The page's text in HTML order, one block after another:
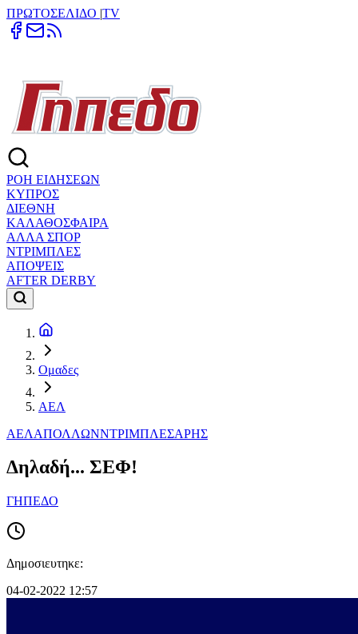
ΠΡΩΤΟΣΕΛΙΔΟ |TV
ΡΟΗ ΕΙΔΗΣΕΩΝ
ΚΥΠΡΟΣ
ΔΙΕΘΝΗ
ΚΑΛΑΘΟΣΦΑΙΡΑ
ΑΛΛΑ ΣΠΟΡ
ΝΤΡΙΜΠΛΕΣ
ΑΠΟΨΕΙΣ
AFTER DERBY
Ομαδες
ΑΕΛ
ΑΕΛΑΠΟΛΛΩΝΝΤΡΙΜΠΛΕΣΑΡΗΣ
Δηλαδή... ΣΕΦ!
ΓΗΠΕΔΟ
Δημοσιευτηκε:
04-02-2022 12:57